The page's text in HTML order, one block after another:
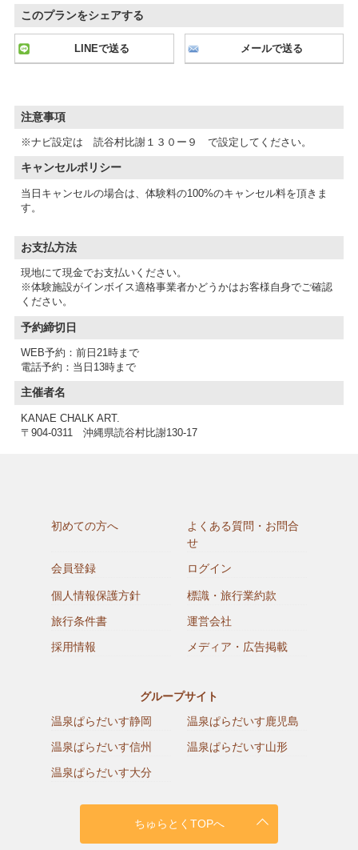
このプランをシェアする
LINEで送る メールで送る
注意事項
※ナビ設定は 読谷村比謝１３０ー９ で設定してください。
キャンセルポリシー
当日キャンセルの場合は、体験料の100%のキャンセル料を頂きま
す。
お支払方法
現地にて現金でお支払いください。
※体験施設がインボイス適格事業者かどうかはお客様自身でご確認
予約締切日
WEB予約：前日21時まで
電話予約：当日13時まで
主催者名
KANAE CHALK ART.
〒904‐0311 沖縄県読谷村比謝130‐17
初めての方へ
よくある質問・お問合
せ
会員登録
ログイン
個人情報保護方針
標識・旅行業約款
旅行条件書
運営会社
採用情報
メディア・広告掲載
グループサイト
温泉ぱらだいす静岡
温泉ぱらだいす鹿児島
温泉ぱらだいす信州
温泉ぱらだいす山形
温泉ぱらだいす大分
ちゅらとくTOPへ